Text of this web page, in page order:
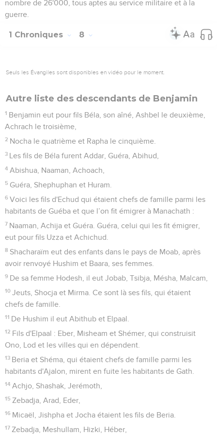
nombre de 26'000, tous aptes au service militaire et à la
guerre.
1 Chroniques 8
Seuls les Évangiles sont disponibles en vidéo pour le moment.
Autre liste des descendants de Benjamin
1 Benjamin eut pour fils Béla, son aîné, Ashbel le deuxième,
Achrach le troisième,
2 Nocha le quatrième et Rapha le cinquième.
3 Les fils de Béla furent Addar, Guéra, Abihud,
4 Abishua, Naaman, Achoach,
5 Guéra, Shephuphan et Huram.
6 Voici les fils d'Echud qui étaient chefs de famille parmi les
habitants de Guéba et que l’on fit émigrer à Manachath :
7 Naaman, Achija et Guéra. Guéra, celui qui les fit émigrer,
eut pour fils Uzza et Achichud.
8 Shacharaïm eut des enfants dans le pays de Moab, après
avoir renvoyé Hushim et Baara, ses femmes.
9 De sa femme Hodesh, il eut Jobab, Tsibja, Mésha, Malcam,
10 Jeuts, Shocja et Mirma. Ce sont là ses fils, qui étaient
chefs de famille.
11 De Hushim il eut Abithub et Elpaal.
12 Fils d'Elpaal : Eber, Misheam et Shémer, qui construisit
Ono, Lod et les villes qui en dépendent.
13 Beria et Shéma, qui étaient chefs de famille parmi les
habitants d'Ajalon, mirent en fuite les habitants de Gath.
14 Achjo, Shashak, Jerémoth,
15 Zebadja, Arad, Eder,
16 Micaël, Jishpha et Jocha étaient les fils de Beria.
17 Zebadja, Meshullam, Hizki, Héber,